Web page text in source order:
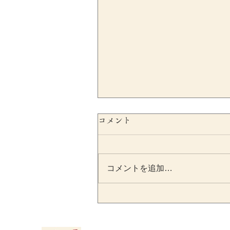
SESCが不正会計リスクをシ
コメント
コメントを追加…